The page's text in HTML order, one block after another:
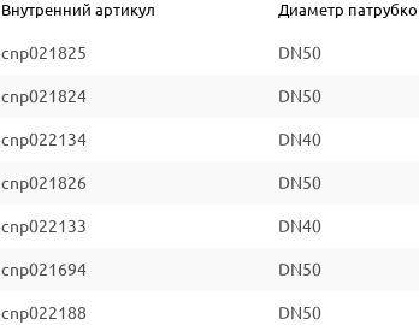
Внутренний артикул Диаметр
cnp021825 DN50
cnp021824 DN50
cnp022134 DN40
cnp021826 DN50
cnp022133 DN40
cnp021694 DN50
cnp022188 DN50